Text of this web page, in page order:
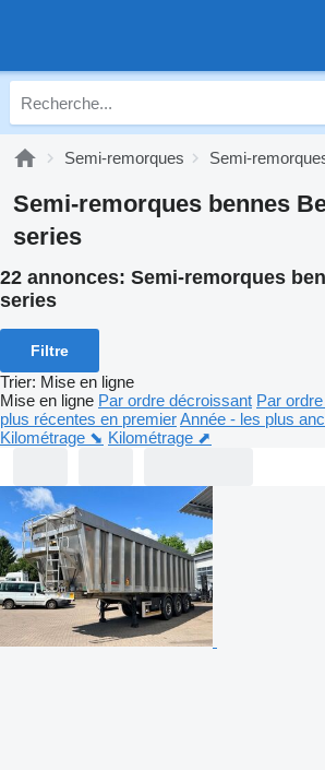
Semi-remorques Semi-
Semi-remorques bennes
series
22 annonces: Semi-remorques
series
Filtre
Trier: Mise en ligne
Mise en ligne Par ordre décroissant Par
plus récentes en premierAnnée - les plus
Kilométrage ⬊ Kilométrage ⬈